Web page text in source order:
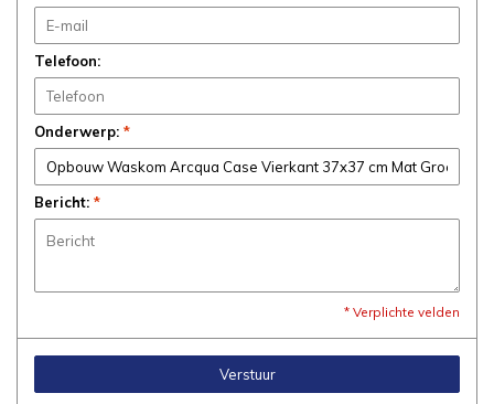
Telefoon:
Onderwerp: *
Bericht: *
* Verplichte velden
Verstuur